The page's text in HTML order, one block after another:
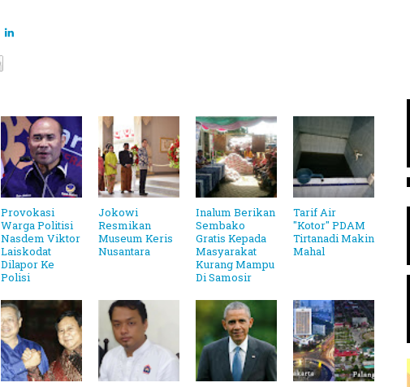
Provokasi
Warga Politisi
Nasdem Viktor
Laiskodat
Dilapor Ke
Polisi
Jokowi
Resmikan
Museum Keris
Nusantara
Inalum Berikan
Sembako
Gratis Kepada
Masyarakat
Kurang Mampu
Di Samosir
Tarif Air
"Kotor" PDAM
Tirtanadi Makin
Mahal